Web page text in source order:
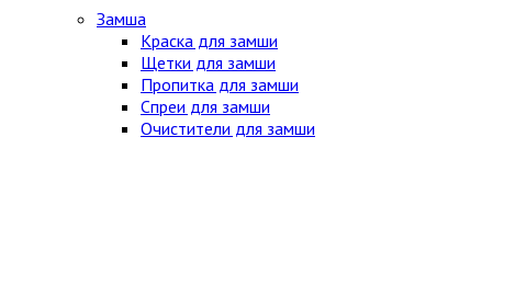
Замша
Краска для замши
Щетки для замши
Пропитка для замши
Спреи для замши
Очистители для замши